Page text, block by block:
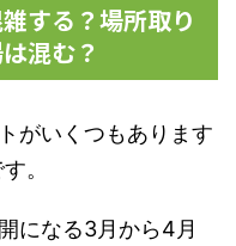
する？場所取り
混む？
がいくつもあります
。
になる3月から4月